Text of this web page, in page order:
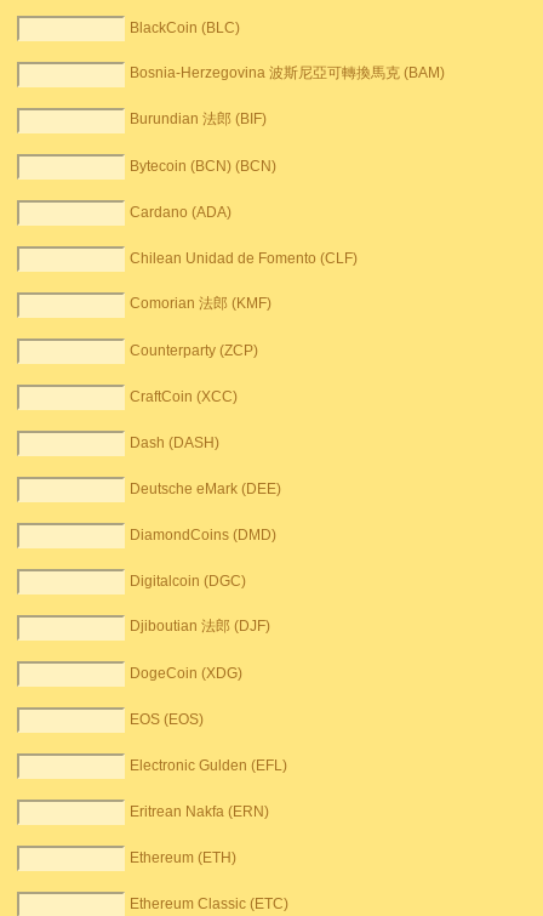
BlackCoin (BLC)
Bosnia-Herzegovina 波斯尼亞可轉換馬克 (BAM)
Burundian 法郎 (BIF)
Bytecoin (BCN) (BCN)
Cardano (ADA)
Chilean Unidad de Fomento (CLF)
Comorian 法郎 (KMF)
Counterparty (ZCP)
CraftCoin (XCC)
Dash (DASH)
Deutsche eMark (DEE)
DiamondCoins (DMD)
Digitalcoin (DGC)
Djiboutian 法郎 (DJF)
DogeCoin (XDG)
EOS (EOS)
Electronic Gulden (EFL)
Eritrean Nakfa (ERN)
Ethereum (ETH)
Ethereum Classic (ETC)